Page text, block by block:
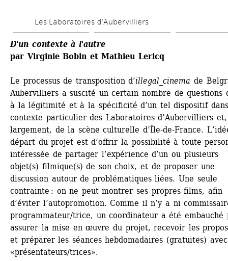
au
contenu
principal
Les Laboratoires d’Aubervilliers
D'un contexte à l'autre
par Virginie Bobin et Mathieu Lericq
Le processus de transposition d’illegal_cinema de
Aubervilliers a suscité un certain nombre de questions
à la légitimité et à la spécificité d’un tel dispositif
contexte particulier des Laboratoires d’Aubervilliers
largement, de la scène culturelle d’Île-de-France.
départ du projet est d’offrir la possibilité à toute
intéressée de partager l’expérience d’un ou plusieurs
objet(s) filmique(s) de son choix, et de proposer une
discussion autour de problématiques liées. Une seule
contrainte : on ne peut montrer ses propres films, afin
d’éviter l’autopromotion. Comme il n’y a ni
programmateur/trice, un coordinateur a été embauché
assurer la mise en œuvre du projet, recevoir les
et préparer les séances hebdomadaires (gratuites)
«présentateurs/trices».